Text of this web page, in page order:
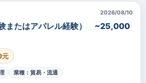
2026/08/10
またはアパレル経験） ~25,000
業種：貿易・流通